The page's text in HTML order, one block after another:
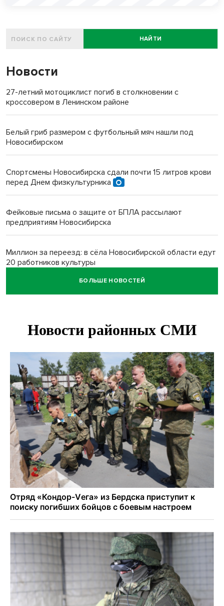
НАЙТИ
Новости
27-летний мотоциклист погиб в столкновении с
кроссовером в Ленинском районе
Белый гриб размером с футбольный мяч нашли под
Новосибирском
Спортсмены Новосибирска сдали почти 15 литров крови
перед Днем физкультурника
Фейковые письма о защите от БПЛА рассылают
предприятиям Новосибирска
Миллион за переезд: в сёла Новосибирской области едут
20 работников культуры
БОЛЬШЕ НОВОСТЕЙ